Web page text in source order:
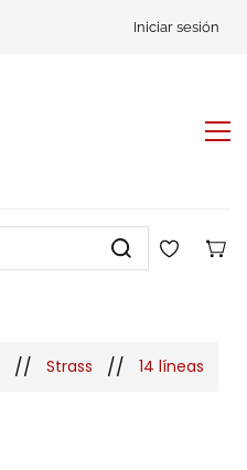
Iniciar sesión
// Strass // 14 líneas